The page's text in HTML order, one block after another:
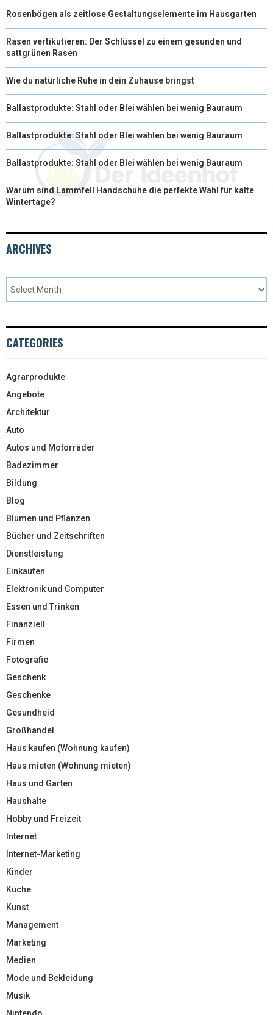
Rosenbögen als zeitlose Gestaltungselemente im Hausgarten
Rasen vertikutieren: Der Schlüssel zu einem gesunden und
sattgrünen Rasen
Wie du natürliche Ruhe in dein Zuhause bringst
Ballastprodukte: Stahl oder Blei wählen bei wenig Bauraum
Ballastprodukte: Stahl oder Blei wählen bei wenig Bauraum
Ballastprodukte: Stahl oder Blei wählen bei wenig Bauraum
Warum sind Lammfell Handschuhe die perfekte Wahl für kalte
Wintertage?
ARCHIVES
CATEGORIES
Agrarprodukte
Angebote
Architektur
Auto
Autos und Motorräder
Badezimmer
Bildung
Blog
Blumen und Pflanzen
Bücher und Zeitschriften
Dienstleistung
Einkaufen
Elektronik und Computer
Essen und Trinken
Finanziell
Firmen
Fotografie
Geschenk
Geschenke
Gesundheid
Großhandel
Haus kaufen (Wohnung kaufen)
Haus mieten (Wohnung mieten)
Haus und Garten
Haushalte
Hobby und Freizeit
Internet
Internet-Marketing
Kinder
Küche
Kunst
Management
Marketing
Medien
Mode und Bekleidung
Musik
Nintendo